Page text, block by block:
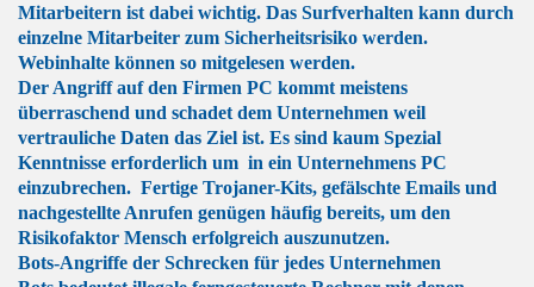
Mitarbeitern ist dabei wichtig. Das Surfverhalten kann durch
einzelne Mitarbeiter zum Sicherheitsrisiko werden.
Webinhalte können so mitgelesen werden.
Der Angriff auf den Firmen PC kommt meistens
überraschend und schadet dem Unternehmen weil
vertrauliche Daten das Ziel ist. Es sind kaum Spezial
Kenntnisse erforderlich um in ein Unternehmens PC
einzubrechen. Fertige Trojaner-Kits, gefälschte Emails und
nachgestellte Anrufen genügen häufig bereits, um den
Risikofaktor Mensch erfolgreich auszunutzen.
Bots-Angriffe der Schrecken für jedes Unternehmen